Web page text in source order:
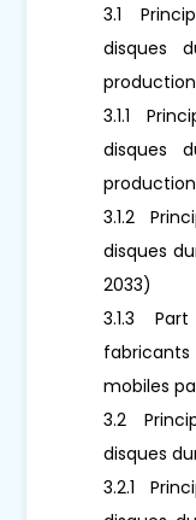
3.1
disques
production
3.1.1
disques
3.1.2
disques
2033)
3.1.3
mobiles
3.2
disques
3.2.1